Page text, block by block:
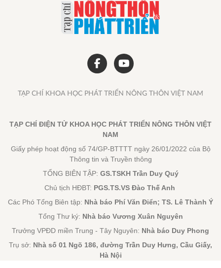
TẠP CHÍ KHOA HỌC PHÁT TRIỂN NÔNG THÔN VIỆT NAM
TẠP CHÍ ĐIỆN TỬ KHOA HỌC PHÁT TRIỂN NÔNG THÔN VIỆT
NAM
Giấy phép hoạt động số 74/GP-BTTTT ngày 26/01/2022 của Bộ
Thông tin và Truyền thông
TỔNG BIÊN TẬP: GS.TSKH Trần Duy Quý
Chủ tịch HĐBT: PGS.TS.VS Đào Thế Anh
Các Phó Tổng Biên tập: Nhà báo Phí Văn Điển; TS. Lê Thành Ý
Tổng Thư ký: Nhà báo Vương Xuân Nguyên
Trưởng VPĐD miền Trung - Tây Nguyên: Nhà báo Duy Phong
Trụ sở: Nhà số 01 Ngõ 186, đường Trần Duy Hưng, Cầu Giấy,
Hà Nội